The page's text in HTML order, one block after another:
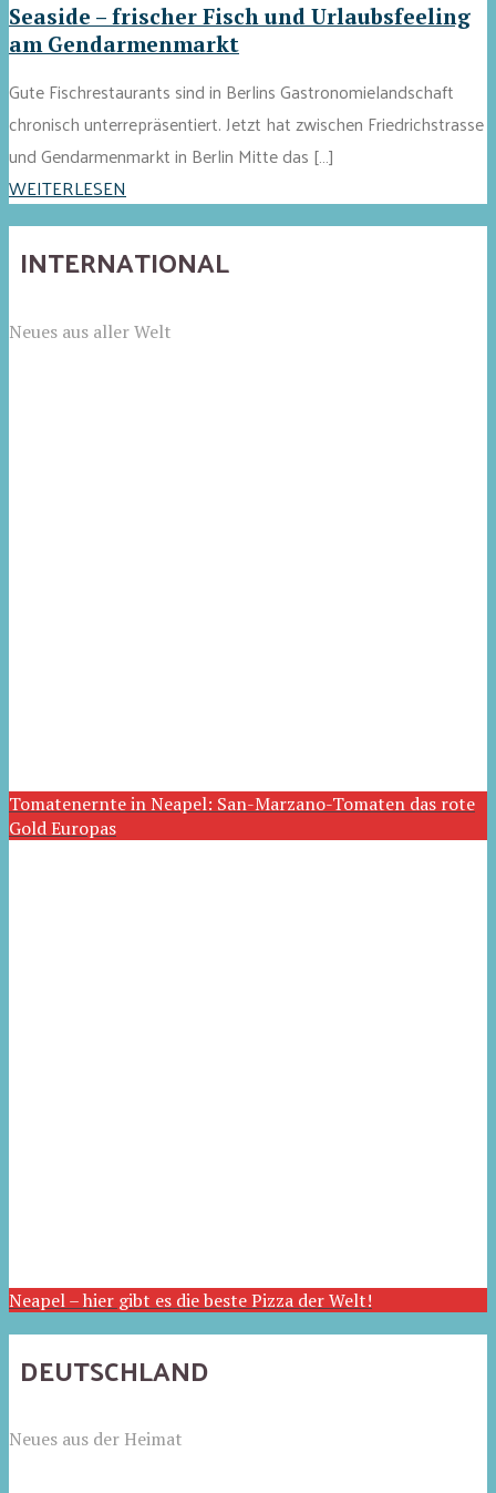
Seaside – frischer Fisch und Urlaubsfeeling
am Gendarmenmarkt
Gute Fischrestaurants sind in Berlins Gastronomielandschaft
chronisch unterrepräsentiert. Jetzt hat zwischen Friedrichstrasse
und Gendarmenmarkt in Berlin Mitte das […]
WEITERLESEN
INTERNATIONAL
Neues aus aller Welt
Tomatenernte in Neapel: San-Marzano-Tomaten das rote
Gold Europas
Neapel – hier gibt es die beste Pizza der Welt!
DEUTSCHLAND
Neues aus der Heimat